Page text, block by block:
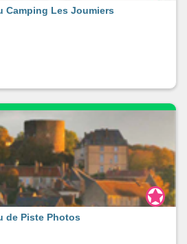
Camping Les Joumiers
de Piste Photos